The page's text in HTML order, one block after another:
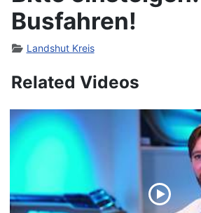
Busfahren!
Landshut Kreis
Related Videos